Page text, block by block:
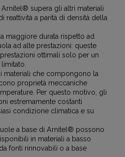
Arnitel® supera gli altri materiali
reattività a parità di densità della
maggiore durata rispetto ad
ad alte prestazioni: queste
ottimali solo per un
i materiali che compongono la
proprietà meccaniche
Per questo motivo, gli
estremamente costanti
condizione climatica e su
a base di Arnitel® possono
in materiali a basso
fonti rinnovabili o a base